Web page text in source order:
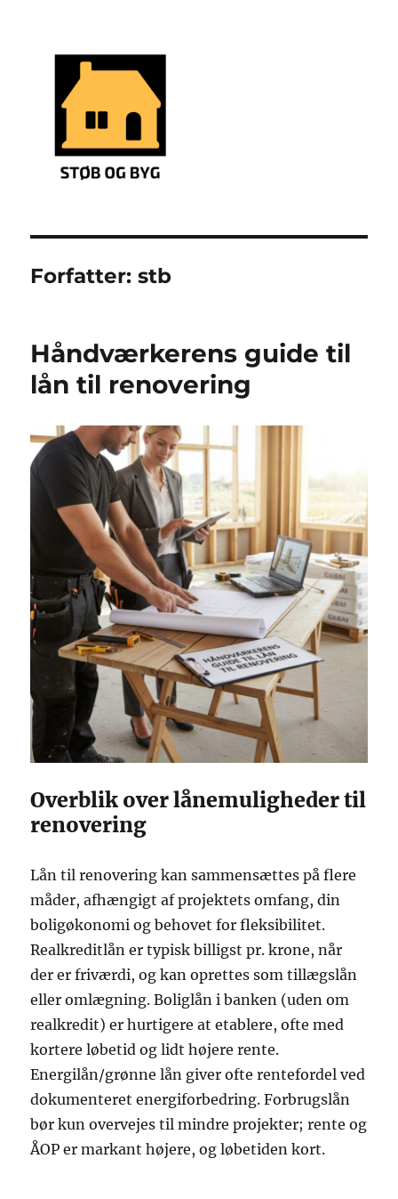
Forfatter:stb
Håndværkerens guide til
lån til renovering
Overblik over lånemuligheder til
renovering
Lån til renovering kan sammensættes på flere
måder, afhængigt af projektets omfang, din
boligøkonomi og behovet for fleksibilitet.
Realkreditlån er typisk billigst pr. krone, når
der er friværdi, og kan oprettes som tillægslån
eller omlægning. Boliglån i banken (uden om
realkredit) er hurtigere at etablere, ofte med
kortere løbetid og lidt højere rente.
Energilån/grønne lån giver ofte rentefordel ved
dokumenteret energiforbedring. Forbrugslån
bør kun overvejes til mindre projekter; rente og
ÅOP er markant højere, og løbetiden kort.